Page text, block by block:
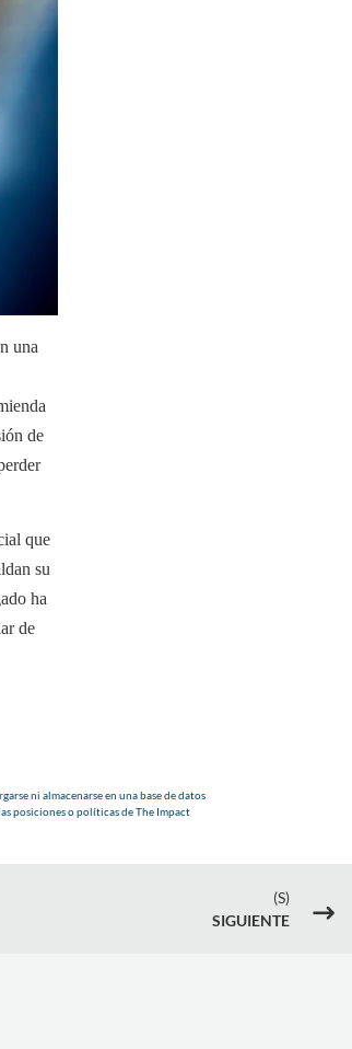
una
de
que
su
ha
de
ni almacenarse en una base de datos
posiciones o políticas de The Impact
(S)
SIGUIENTE
$